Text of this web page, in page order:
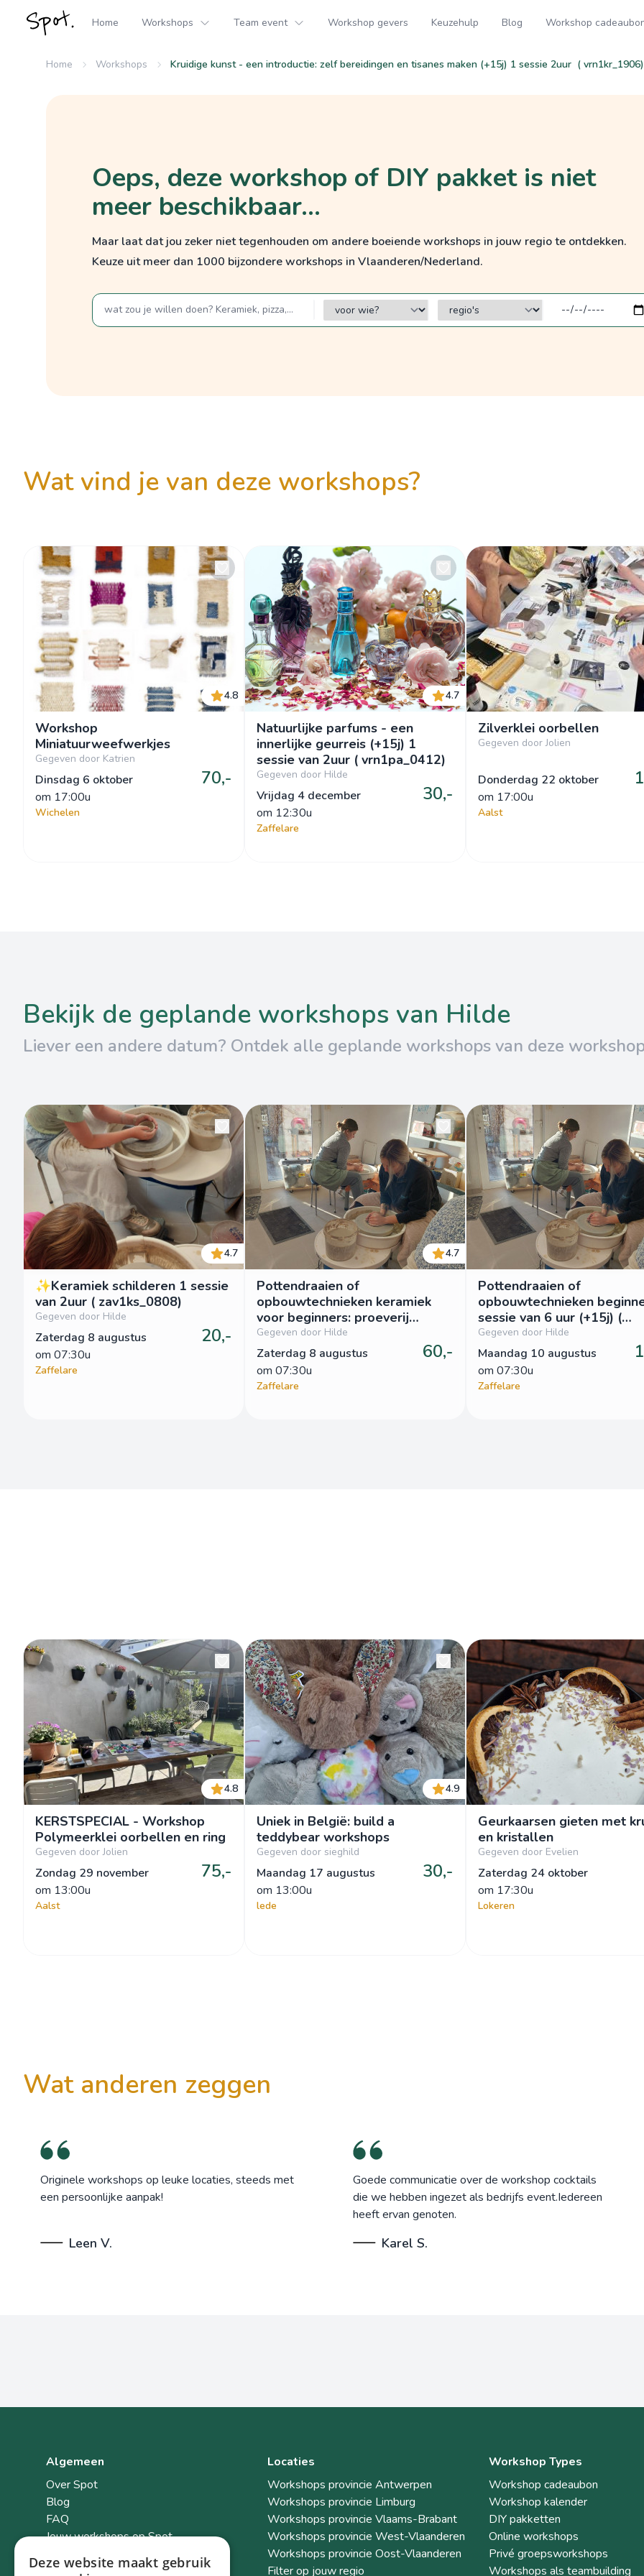
Home Workshops Team event Workshop gevers Keuzehulp Blog Workshop
Home Workshops Kruidige kunst - een introductie: zelf bereidingen en tisanes maken (+15j) 1 sessie 2uur ( vrn1kr_1906)
Oeps, deze workshop of DIY pakket is niet
meer beschikbaar...
Maar laat dat jou zeker niet tegenhouden om andere boeiende workshops in jouw regio te ontdekken.
Keuze uit meer dan 1000 bijzondere workshops in Vlaanderen/Nederland.
zoek op een term voor wie? regio's
wat vind je van deze workshops?
4.8
Workshop
Miniatuurweefwerkjes
Gegeven door Katrien
Dinsdag 6 oktober
om 17:00u
70,-
Wichelen
4.7
Natuurlijke parfums - een
innerlijke geurreis (+15j) 1
sessie van 2uur ( vrn1pa_0412)
Gegeven door Hilde
Vrijdag 4 december
om 12:30u
30,-
Zaffelare
Zilverklei oorbellen
Gegeven door Jolien
Donderdag 22 oktober
om 17:00u
Aalst
bekijk de geplande workshops van Hilde
Liever een andere datum? Ontdek alle geplande workshops van deze
4.7
✨Keramiek schilderen 1 sessie
van 2uur ( zav1ks_0808)
Gegeven door Hilde
Zaterdag 8 augustus
om 07:30u
20,-
Zaffelare
4.7
Pottendraaien of
opbouwtechnieken keramiek
voor beginners: proeverij
1sessie van 2 uur (+15j) (
zav1kv_0808)
Gegeven door Hilde
Zaterdag 8 augustus
om 07:30u
60,-
Zaffelare
Pottendraaien of
opbouwtechnieken
sessie van 6 uur (+15j) (
mad1kv_1008)
Gegeven door Hilde
Maandag 10 augustus
om 07:30u
Zaffelare
4.8
KERSTSPECIAL - Workshop
Polymeerklei oorbellen en ring
Gegeven door Jolien
Zondag 29 november
om 13:00u
75,-
Aalst
4.9
Uniek in België: build a
teddybear workshops
Gegeven door sieghild
Maandag 17 augustus
om 13:00u
30,-
lede
Geurkaarsen gieten met
en kristallen
Gegeven door Evelien
Zaterdag 24 oktober
om 17:30u
Lokeren
wat anderen zeggen
Originele workshops op leuke locaties, steeds met
een persoonlijke aanpak!
Leen V.
Goede communicatie over de workshop cocktails
die we hebben ingezet als bedrijfs event.Iedereen
heeft ervan genoten.
Karel S.
Algemeen
Over Spot
Blog
FAQ
Jouw workshops op Spot
Salino (partner) voor uw event
Geef feedback
Locaties
Workshops provincie Antwerpen
Workshops provincie Limburg
Workshops provincie Vlaams-Brabant
Workshops provincie West-Vlaanderen
Workshops provincie Oost-Vlaanderen
Filter op jouw regio
Workshop Types
Workshop cadeaubon
Workshop kalender
DIY pakketten
Online workshops
Privé groepsworkshops
Workshops als teambuilding
Deze website maakt gebruik